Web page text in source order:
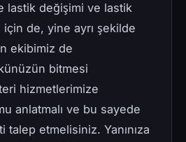
lastik değişimi ve lastik
için de, yine ayrı şekilde
ekibimiz de
bitmesi
hizmetlerimize
anlatmalı ve bu sayede
talep etmelisiniz. Yanınıza